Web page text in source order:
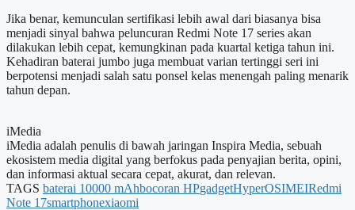
Jika benar, kemunculan sertifikasi lebih awal dari biasanya bisa
menjadi sinyal bahwa peluncuran Redmi Note 17 series akan
dilakukan lebih cepat, kemungkinan pada kuartal ketiga tahun ini.
Kehadiran baterai jumbo juga membuat varian tertinggi seri ini
berpotensi menjadi salah satu ponsel kelas menengah paling menarik
tahun depan.
iMedia
iMedia adalah penulis di bawah jaringan Inspira Media, sebuah
ekosistem media digital yang berfokus pada penyajian berita, opini,
dan informasi aktual secara cepat, akurat, dan relevan.
TAGS baterai 10000 mAhbocoran HPgadgetHyperOSIMEIRedmi
Note 17smartphonexiaomi